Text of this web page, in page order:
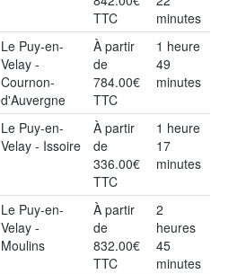
TTC
minutes
Le Puy-en-
Velay -
Cournon-
d'Auvergne
À partir
de
784.00€
TTC
1 heure
49
minutes
Le Puy-en-
Velay - Issoire
À partir
de
336.00€
TTC
1 heure
17
minutes
Le Puy-en-
Velay -
Moulins
À partir
de
832.00€
TTC
2
heures
45
minutes